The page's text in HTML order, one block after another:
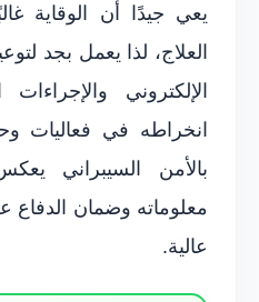
يعي جيدًا أن الوقاية
العلاج، لذا يعمل بجد
الإلكتروني والإجراءات
انخراطه في فعاليات
بالأمن السيبراني
معلوماته وضمان الدفاع
عالية.